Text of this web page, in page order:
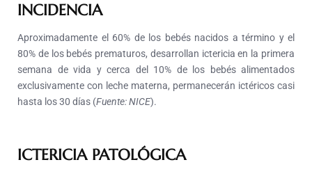
INCIDENCIA
Aproximadamente el 60% de los bebés nacidos a término y el
80% de los bebés prematuros, desarrollan ictericia en la primera
semana de vida y cerca del 10% de los bebés alimentados
exclusivamente con leche materna, permanecerán ictéricos casi
hasta los 30 días (Fuente: NICE).
ICTERICIA PATOLÓGICA